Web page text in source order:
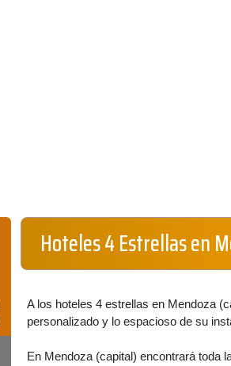
Hoteles 4 Estrellas en
A los hoteles 4 estrellas en Mendoza
personalizado y lo espacioso de su
En Mendoza (capital) encontrará toda